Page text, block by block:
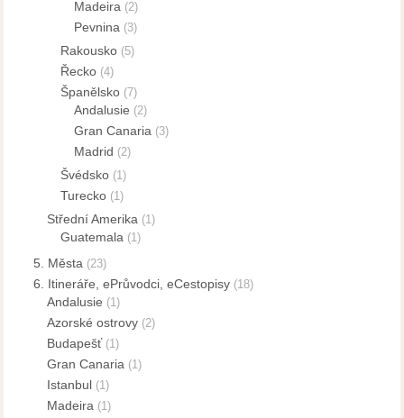
Madeira (2)
Pevnina (3)
Rakousko (5)
Řecko (4)
Španělsko (7)
Andalusie (2)
Gran Canaria (3)
Madrid (2)
Švédsko (1)
Turecko (1)
Střední Amerika (1)
Guatemala (1)
5. Města (23)
6. Itineráře, ePrůvodci, eCestopisy (18)
Andalusie (1)
Azorské ostrovy (2)
Budapešť(1)
Gran Canaria (1)
Istanbul (1)
Madeira (1)